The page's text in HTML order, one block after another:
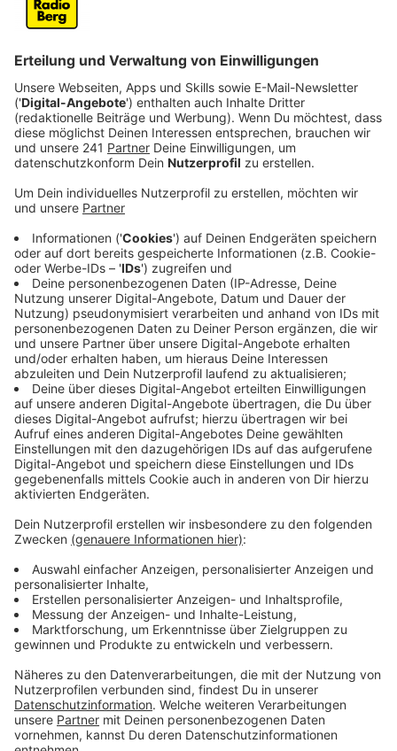
einfach so vorbei ziehen. Gemeinsam mit euch
veranstalten wir den mit
Rosenmontagszug im Bergischen -„Doheim“ und
Veröffentlicht:Freitag, 22.01.2021 12:22
Anzeige
Schickt uns eure Karnevals-Videos von
Zuhause!
Anzeige
Allein oder mit euren Liebsten – schickt uns eure
Videos, wie ihr durch eure Wohnung, euren Garten, auf
eurem Balkon, verkleidet, Kamelle werfend, Konfetti-
streuend, tanzend, Alaaf rufend zieht.
Eure Kreativität ist gefragt. Je jecker, desto besser!
Wir schneiden die eingesendeten Videos dann
zusammen und machen daraus den mit
Abstand längsten Rosenmontagszug im
Bergischen. Zu sehen ist dieser dann an
Rosenmontag auf unserer Website,
Facebook- und Instagram-Seite.
Wichtig : Bitte filmt euer Video imHochformat!
Das macht es für uns im Zusammenschnitt
einfacher.
Anzeige